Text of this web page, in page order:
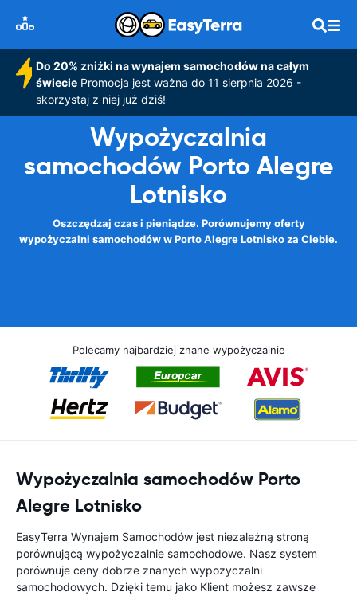
Do 20% zniżki na wynajem samochodów na całym
świeciePromocja jest ważna do 11 sierpnia 2026 -
skorzystaj z niej już dziś!
Wypożyczalnia
samochodów Porto Alegre
Lotnisko
Oszczędzaj czas i pieniądze. Porównujemy oferty
wypożyczalni samochodów w Porto Alegre Lotnisko za Ciebie.
Polecamy najbardziej znane wypożyczalnie
Wypożyczalnia samochodów Porto
Alegre Lotnisko
EasyTerra Wynajem Samochodów jest niezależną stroną
porównującą wypożyczalnie samochodowe. Nasz system
porównuje ceny dobrze znanych wypożyczalni
samochodowych. Dzięki temu jako Klient możesz zawsze